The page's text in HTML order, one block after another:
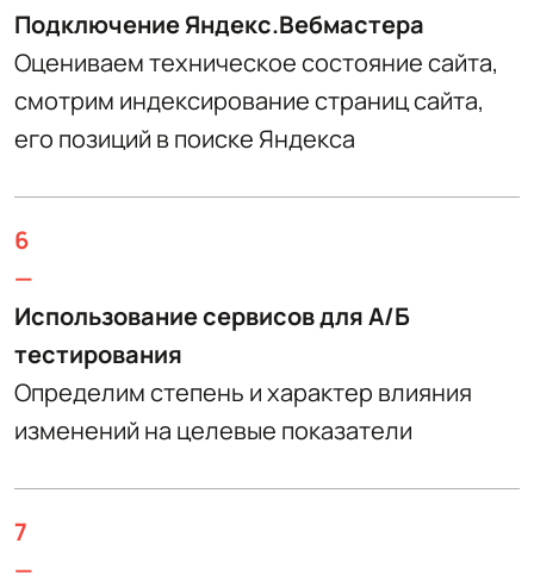
Подключение Яндекс.Вебмастера
Оцениваем техническое состояние сайта,
смотрим индексирование страниц сайта,
его позиций в поиске Яндекса
6
—
Использование сервисов для А/Б
тестирования
Определим степень и характер влияния
изменений на целевые показатели
7
—